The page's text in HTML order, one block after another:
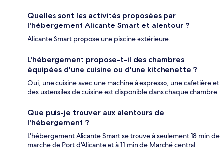
Quelles sont les activités proposées par
l'hébergement Alicante Smart et alentour ?
Alicante Smart propose une piscine extérieure.
L'hébergement propose-t-il des chambres
équipées d'une cuisine ou d'une kitchenette ?
Oui, une cuisine avec une machine à espresso, une cafetière et
des ustensiles de cuisine est disponible dans chaque chambre.
Que puis-je trouver aux alentours de
l'hébergement ?
L'hébergement Alicante Smart se trouve à seulement 18 min de
marche de Port d'Alicante et à 11 min de Marché central.